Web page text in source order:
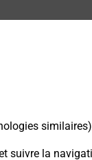
suivre la